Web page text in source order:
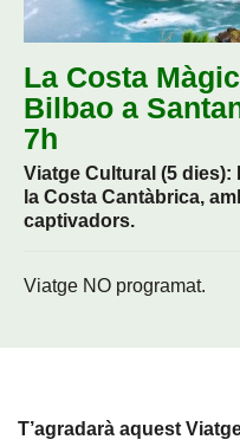
La Costa
Bilbao a
7h
Viatge Cultural (5
la Costa Cantàbrica,
captivadors.
Viatge NO programat.
T’agradarà aquest